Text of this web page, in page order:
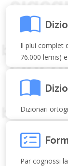
Il plui complet
76.000 lemis)
Dizionari
Par cognossi